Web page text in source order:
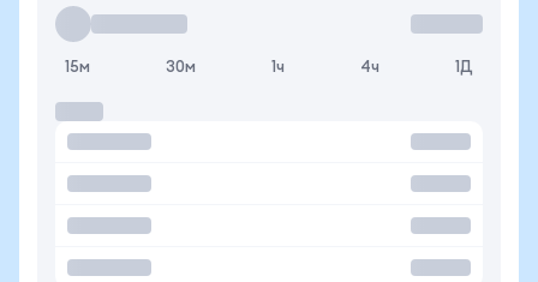
15м 30м 1ч 4ч 1Д